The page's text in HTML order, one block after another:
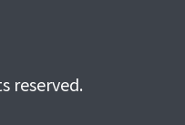
reserved.